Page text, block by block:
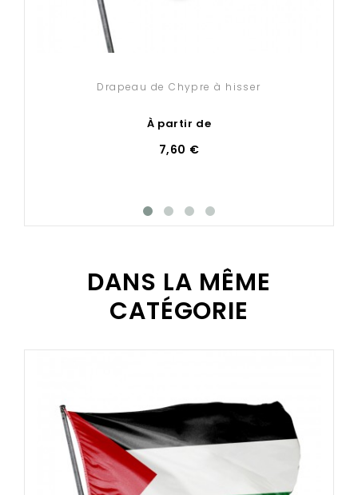
Drapeau de Chypre à hisser
À partir de
7,60 €
DANS LA MÊME
CATÉGORIE